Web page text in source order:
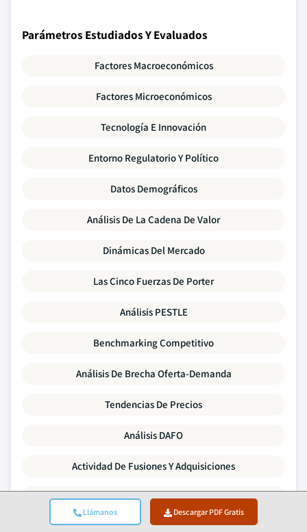
Llámanos Descargar PDF Gratis
Parámetros Estudiados Y Evaluados
Factores Macroeconómicos
Factores Microeconómicos
Tecnología E Innovación
Entorno Regulatorio Y Político
Datos Demográficos
Análisis De La Cadena De Valor
Dinámicas Del Mercado
Las Cinco Fuerzas De Porter
Análisis PESTLE
Benchmarking Competitivo
Análisis De Brecha Oferta-Demanda
Tendencias De Precios
Análisis DAFO
Actividad De Fusiones Y Adquisiciones
Panorama De Inversión Y Financiación
Perfiles De Empresas